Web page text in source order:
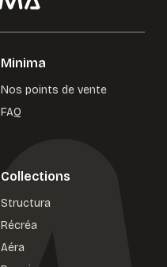
Minima
Nos points de vente
FAQ
Collections
Structura
Récréa
Aéra